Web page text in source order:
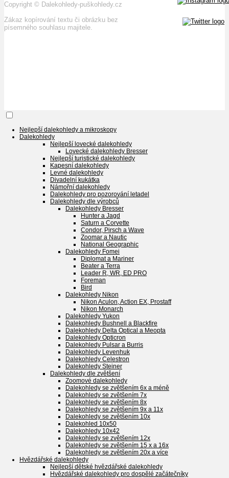
Copyright © Dalekohledy-puškohledy.cz
Zákaz kopírování textu či obrázku bez
písemného souhlasu majitele.
Nejlepší dalekohledy a mikroskopy
Dalekohledy
Nejlepší lovecké dalekohledy
Lovecké dalekohledy Bresser
Nejlepší turistické dalekohledy
Kapesní dalekohledy
Levné dalekohledy
Divadelní kukátka
Námořní dalekohledy
Dalekohledy pro pozorování letadel
Dalekohledy dle výrobců
Dalekohledy Bresser
Hunter a Jagd
Saturn a Corvette
Condor, Pirsch a Wave
Zoomar a Nautic
National Geographic
Dalekohledy Fomei
Diplomat a Mariner
Beater a Terra
Leader R, WR, ED PRO
Foreman
Bird
Dalekohledy Nikon
Nikon Aculon, Action EX, Prostaff
Nikon Monarch
Dalekohledy Yukon
Dalekohledy Bushnell a Blackfire
Dalekohledy Delta Optical a Meopta
Dalekohledy Opticron
Dalekohledy Pulsar a Burris
Dalekohledy Levenhuk
Dalekohledy Celestron
Dalekohledy Steiner
Dalekohledy dle zvětšení
Zoomové dalekohledy
Dalekohledy se zvětšením 6x a méně
Dalekohledy se zvětšením 7x
Dalekohledy se zvětšením 8x
Dalekohledy se zvětšením 9x a 11x
Dalekohledy se zvětšením 10x
Dalekohled 10x50
Dalekohledy 10x42
Dalekohledy se zvětšením 12x
Dalekohledy se zvětšením 15 x a 16x
Dalekohledy se zvětšením 20x a více
Hvězdářské dalekohledy
Nejlepší dětské hvězdářské dalekohledy
Hvězdářské dalekohledy pro dospělé začátečníky